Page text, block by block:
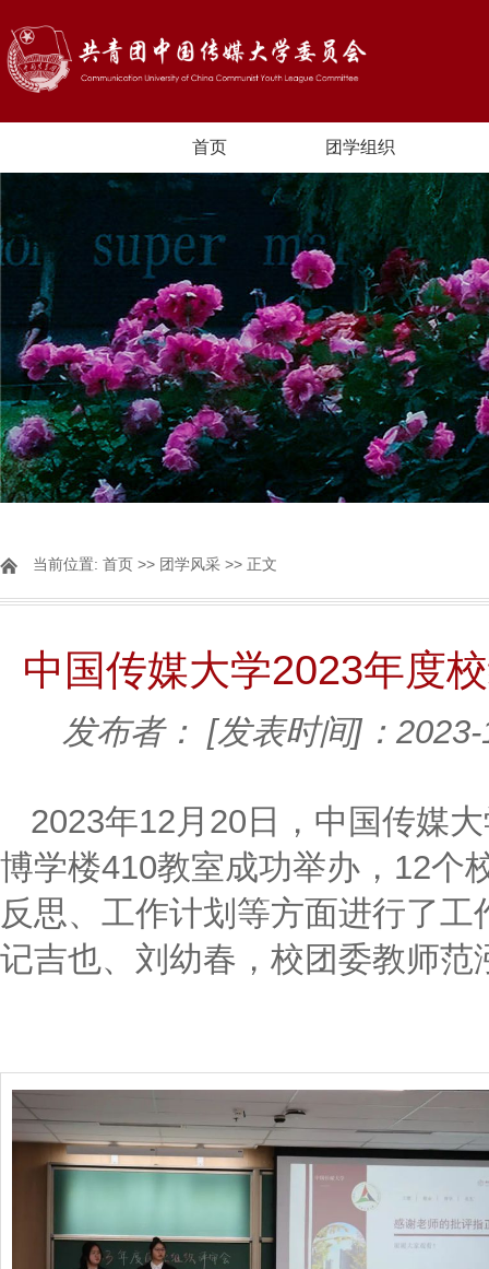
首页 团学组织
当前位置: 首页 >> 团学风采 >> 正文
中国传媒大学2023年度
发布者： [发表时间]：
2023年12月20日，中国传媒
博学楼410教室成功举办，12个
反思、工作计划等方面进行了
记吉也、刘幼春，校团委教师